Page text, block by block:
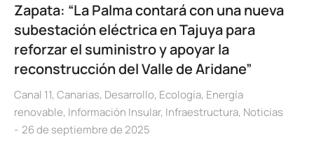
Zapata: “La Palma contará con una nueva
subestación eléctrica en Tajuya para
reforzar el suministro y apoyar la
reconstrucción del Valle de Aridane”
Canal 11, Canarias, Desarrollo, Ecología, Energía
renovable, Información Insular, Infraestructura, Noticias
26 de septiembre de 2025